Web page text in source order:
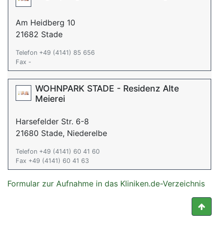
Am Heidberg 10
21682 Stade
Telefon +49 (4141) 85 656
Fax -
WOHNPARK STADE - Residenz Alte
Meierei
Harsefelder Str. 6-8
21680 Stade, Niederelbe
Telefon +49 (4141) 60 41 60
Fax +49 (4141) 60 41 63
Formular zur Aufnahme in das Kliniken.de-Verzeichnis